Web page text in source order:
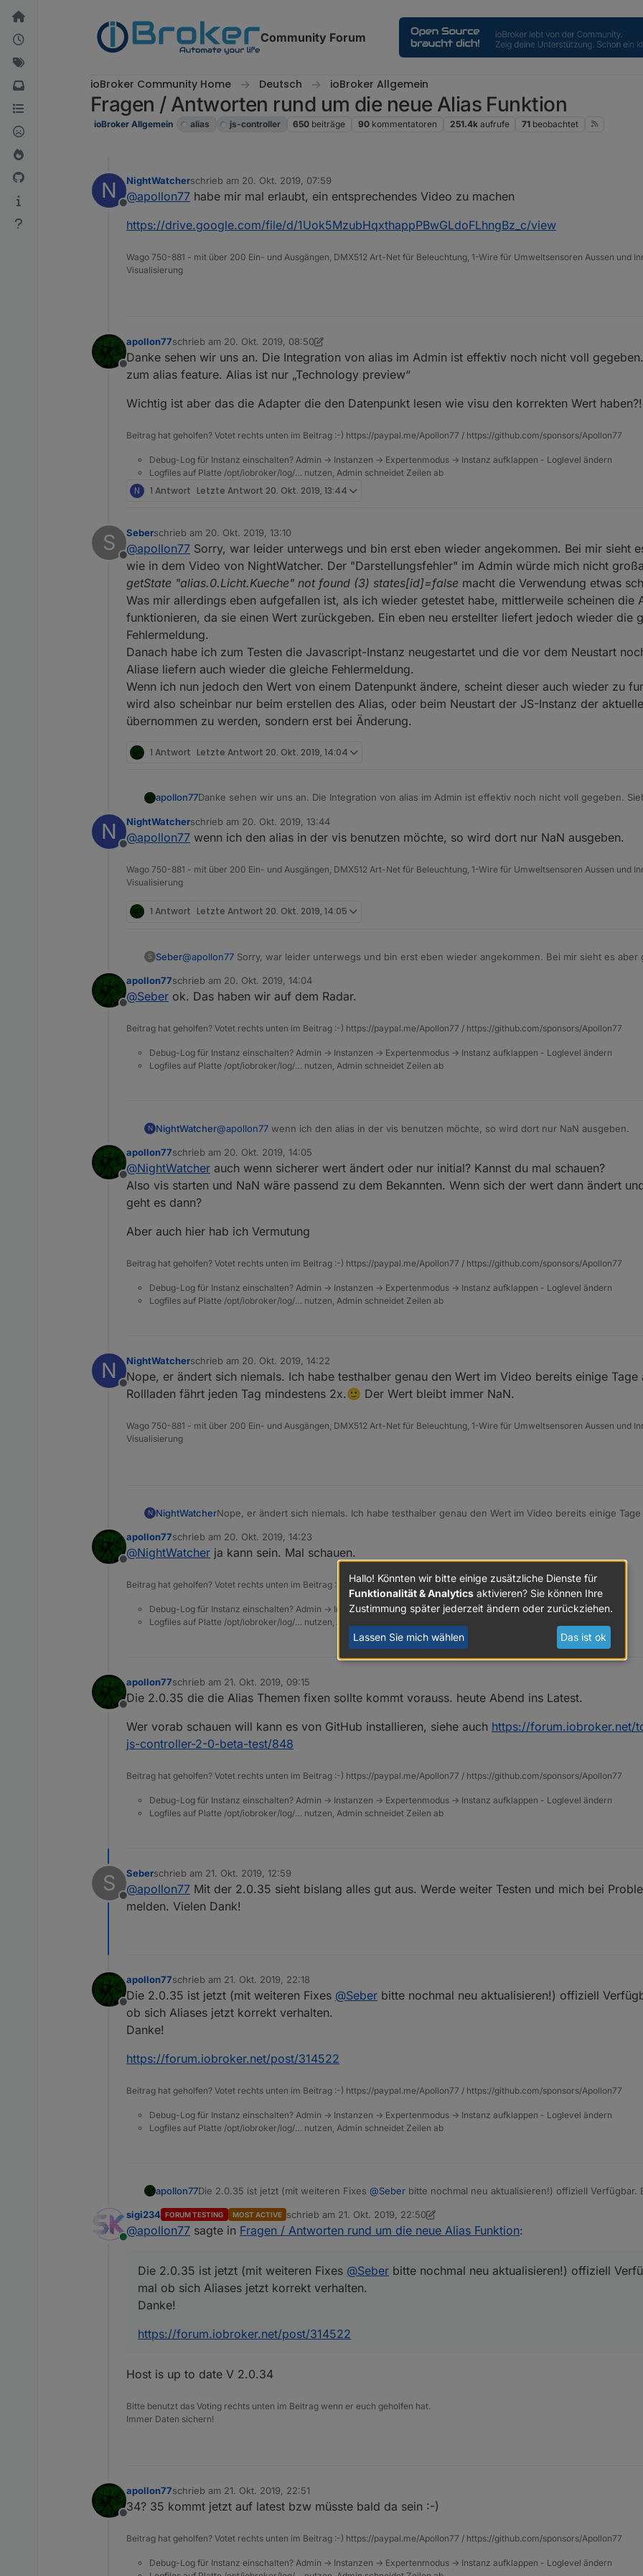
Weiter zum Inhalt
Community Forum
ioBroker Community Home Deutsch ioBroker Allgemein
Fragen / Antworten rund um die neue Alias Funktion
ioBroker Allgemein alias js-controller 650 beiträge 90 kommentatoren 251.4k aufrufe 71 beobachtet
N
Offline
NightWatcherschrieb am 20. Okt. 2019, 07:59
zuletzt editiert von
@apollon77 habe mir mal erlaubt, ein entsprechendes Video zu machen
https://drive.google.com/file/d/1Uok5MzubHqxthappPBwGLdoFLhngBz_c/view
Wago 750-881 - mit über 200 Ein- und Ausgängen, DMX512 Art-Net für Beleuchtung, 1-Wire für Umweltsensoren Aussen und
Visualisierung
Offline
apollon77schrieb am 20. Okt. 2019, 08:50
zuletzt editiert von apollon77
Danke sehen wir uns an. Die Integration von alias im Admin ist effektiv noch nicht voll
zum alias feature. Alias ist nur „Technology preview“
Wichtig ist aber das die Adapter die den Datenpunkt lesen wie visu den korrekten Wert haben?!
Beitrag hat geholfen? Votet rechts unten im Beitrag :-) https://paypal.me/Apollon77 / https://github.com/sponsors/Apollon77
Debug-Log für Instanz einschalten? Admin -> Instanzen -> Expertenmodus -> Instanz aufklappen - Loglevel ändern
Logfiles auf Platte /opt/iobroker/log/… nutzen, Admin schneidet Zeilen ab
N 1 Antwort Letzte Antwort 20. Okt. 2019, 13:44
S
Offline
Seberschrieb am 20. Okt. 2019, 13:10
zuletzt editiert von
@apollon77 Sorry, war leider unterwegs und bin erst eben wieder angekommen. Bei mir sieht
wie in dem Video von NightWatcher. Der "Darstellungsfehler" im Admin würde mich nicht
getState "alias.0.Licht.Kueche" not found (3) states[id]=false macht die Verwendung etwas
Was mir allerdings eben aufgefallen ist, als ich wieder getestet habe, mittlerweile scheinen die
funktionieren, da sie einen Wert zurückgeben. Ein eben neu erstellter liefert jedoch wieder die
Fehlermeldung.
Danach habe ich zum Testen die Javascript-Instanz neugestartet und die vor dem Neustart
Aliase liefern auch wieder die gleiche Fehlermeldung.
Wenn ich nun jedoch den Wert von einem Datenpunkt ändere, scheint dieser auch wieder zu
wird also scheinbar nur beim erstellen des Alias, oder beim Neustart der JS-Instanz der
übernommen zu werden, sondern erst bei Änderung.
1 Antwort Letzte Antwort 20. Okt. 2019, 14:04
apollon77Danke sehen wir uns an. Die Integration von alias im Admin ist effektiv noch nicht voll gegeben.
Wichtig ist aber das die Adapter die den Datenpunkt lesen wie visu den korrekten Wert haben?!
N
Offline
NightWatcherschrieb am 20. Okt. 2019, 13:44
zuletzt editiert von
@apollon77 wenn ich den alias in der vis benutzen möchte, so wird dort nur NaN ausgeben.
Wago 750-881 - mit über 200 Ein- und Ausgängen, DMX512 Art-Net für Beleuchtung, 1-Wire für Umweltsensoren Aussen und
Visualisierung
1 Antwort Letzte Antwort 20. Okt. 2019, 14:05
S Seber@apollon77 Sorry, war leider unterwegs und bin erst eben wieder angekommen. Bei mir sieht es aber
"alias.0.Licht.Kueche" not found (3) states[id]=false
Was mir allerdings eben aufgefallen ist, als ich wieder getestet habe, mittlerweile scheinen die Aliase
Danach habe ich zum Testen die Javascript-Instanz neugestartet und die vor dem Neustart noch
Wenn ich nun jedoch den Wert von einem Datenpunkt ändere, scheint dieser auch wieder zu
scheinbar nur beim erstellen des Alias, oder beim Neustart der JS-Instanz der aktuelle Wert nicht
Offline
apollon77schrieb am 20. Okt. 2019, 14:04
zuletzt editiert von
@Seber ok. Das haben wir auf dem Radar.
Beitrag hat geholfen? Votet rechts unten im Beitrag :-) https://paypal.me/Apollon77 / https://github.com/sponsors/Apollon77
Debug-Log für Instanz einschalten? Admin -> Instanzen -> Expertenmodus -> Instanz aufklappen - Loglevel ändern
Logfiles auf Platte /opt/iobroker/log/… nutzen, Admin schneidet Zeilen ab
N NightWatcher@apollon77 wenn ich den alias in der vis benutzen möchte, so wird dort nur NaN ausgeben.
Offline
apollon77schrieb am 20. Okt. 2019, 14:05
zuletzt editiert von
@NightWatcher auch wenn sicherer wert ändert oder nur initial? Kannst du mal schauen?
Also vis starten und NaN wäre passend zu dem Bekannten. Wenn sich der wert dann ändert
geht es dann?
Aber auch hier hab ich Vermutung
Beitrag hat geholfen? Votet rechts unten im Beitrag :-) https://paypal.me/Apollon77 / https://github.com/sponsors/Apollon77
Debug-Log für Instanz einschalten? Admin -> Instanzen -> Expertenmodus -> Instanz aufklappen - Loglevel ändern
Logfiles auf Platte /opt/iobroker/log/… nutzen, Admin schneidet Zeilen ab
N
Offline
NightWatcherschrieb am 20. Okt. 2019, 14:22
zuletzt editiert von
Nope, er ändert sich niemals. Ich habe testhalber genau den Wert im Video bereits einige
Rollladen fährt jeden Tag mindestens 2x.🙂 Der Wert bleibt immer NaN.
Wago 750-881 - mit über 200 Ein- und Ausgängen, DMX512 Art-Net für Beleuchtung, 1-Wire für Umweltsensoren Aussen und
Visualisierung
N NightWatcherNope, er ändert sich niemals. Ich habe testhalber genau den Wert im Video bereits einige
Offline
apollon77schrieb am 20. Okt. 2019, 14:23
zuletzt editiert von
@NightWatcher ja kann sein. Mal schauen.
Beitrag hat geholfen? Votet rechts unten im Beitrag :-) https://paypal.me/Apollon77 / https://github.com/sponsors/Apollon77
Debug-Log für Instanz einschalten? Admin -> Instanzen -> Expertenmodus -> Instanz aufklappen - Loglevel ändern
Logfiles auf Platte /opt/iobroker/log/… nutzen, Admin schneidet Zeilen ab
Offline
apollon77schrieb am 21. Okt. 2019, 09:15
zuletzt editiert von
Die 2.0.35 die die Alias Themen fixen sollte kommt vorauss. heute Abend ins Latest.
Wer vorab schauen will kann es von GitHub installieren, siehe auch https://forum.iobroker.net/
js-controller-2-0-beta-test/848
Beitrag hat geholfen? Votet rechts unten im Beitrag :-) https://paypal.me/Apollon77 / https://github.com/sponsors/Apollon77
Debug-Log für Instanz einschalten? Admin -> Instanzen -> Expertenmodus -> Instanz aufklappen - Loglevel ändern
Logfiles auf Platte /opt/iobroker/log/… nutzen, Admin schneidet Zeilen ab
S
Offline
Seberschrieb am 21. Okt. 2019, 12:59
zuletzt editiert von
@apollon77 Mit der 2.0.35 sieht bislang alles gut aus. Werde weiter Testen und mich bei
melden. Vielen Dank!
Offline
apollon77schrieb am 21. Okt. 2019, 22:18
zuletzt editiert von
Die 2.0.35 ist jetzt (mit weiteren Fixes @Seber bitte nochmal neu aktualisieren!) offiziell
ob sich Aliases jetzt korrekt verhalten.
Danke!
https://forum.iobroker.net/post/314522
Beitrag hat geholfen? Votet rechts unten im Beitrag :-) https://paypal.me/Apollon77 / https://github.com/sponsors/Apollon77
Debug-Log für Instanz einschalten? Admin -> Instanzen -> Expertenmodus -> Instanz aufklappen - Loglevel ändern
Logfiles auf Platte /opt/iobroker/log/… nutzen, Admin schneidet Zeilen ab
apollon77Die 2.0.35 ist jetzt (mit weiteren Fixes @Seber bitte nochmal neu aktualisieren!) offiziell Verfügbar.
Danke!
https://forum.iobroker.net/post/314522
Online
sigi234 FORUM TESTING MOST ACTIVE schrieb am 21. Okt. 2019, 22:50
zuletzt editiert von sigi234
@apollon77 sagte in Fragen / Antworten rund um die neue Alias Funktion:
Die 2.0.35 ist jetzt (mit weiteren Fixes @Seber bitte nochmal neu aktualisieren!) offiziell
mal ob sich Aliases jetzt korrekt verhalten.
Danke!
https://forum.iobroker.net/post/314522
Host is up to date V 2.0.34
Bitte benutzt das Voting rechts unten im Beitrag wenn er euch geholfen hat.
Immer Daten sichern!
Offline
apollon77schrieb am 21. Okt. 2019, 22:51
zuletzt editiert von
34? 35 kommt jetzt auf latest bzw müsste bald da sein :-)
Beitrag hat geholfen? Votet rechts unten im Beitrag :-) https://paypal.me/Apollon77 / https://github.com/sponsors/Apollon77
Debug-Log für Instanz einschalten? Admin -> Instanzen -> Expertenmodus -> Instanz aufklappen - Loglevel ändern
Hallo! Könnten wir bitte einige zusätzliche Dienste für
Funktionalität & Analytics aktivieren? Sie können Ihre
Zustimmung später jederzeit ändern oder zurückziehen.
Lassen Sie mich wählen Das ist ok